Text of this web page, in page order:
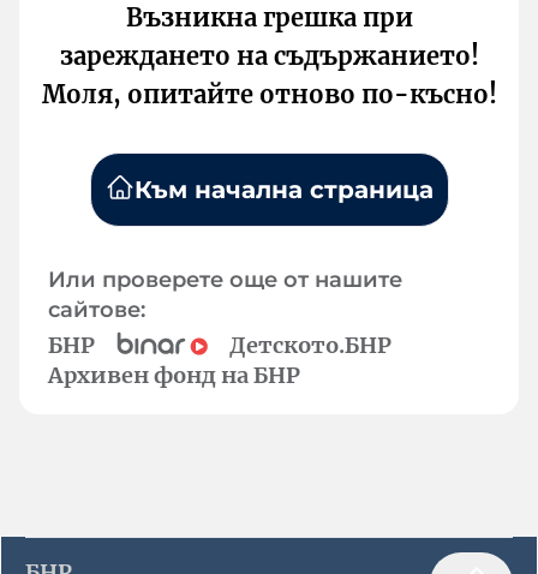
Възникна грешка при
зареждането на съдържанието!
Моля, опитайте отново по-късно!
Към начална страница
Или проверете още от нашите
сайтове:
БНР
Детското.БНР
Архивен фонд на БНР